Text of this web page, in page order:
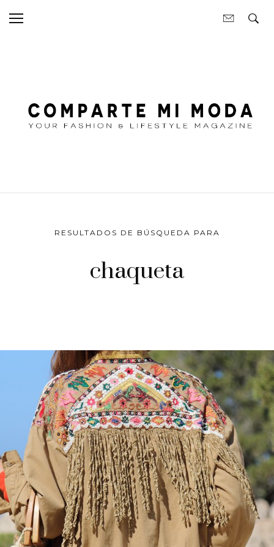
RESULTADOS DE BÚSQUEDA PARA
chaqueta